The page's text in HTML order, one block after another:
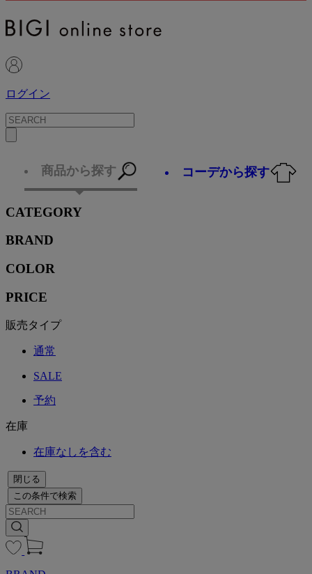
ログイン
商品から探す コーデから探す
CATEGORY
BRAND
COLOR
PRICE
販売タイプ
通常
SALE
予約
在庫
在庫なしを含む
閉じる
この条件で検索